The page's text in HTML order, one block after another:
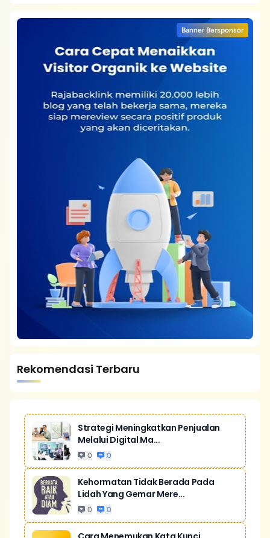
Banner Bersponsor
Rekomendasi Terbaru
Strategi Meningkatkan Penjualan
Melalui Digital Ma...
0 0
Kehormatan Tidak Berada Pada
Lidah Yang Gemar Mere...
0 0